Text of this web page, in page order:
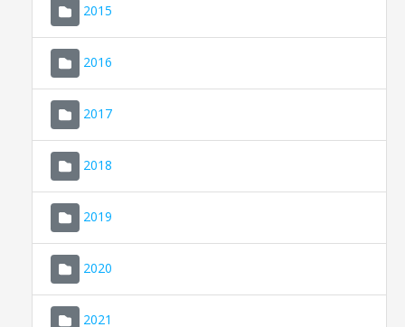
2015
2016
2017
2018
2019
2020
2021